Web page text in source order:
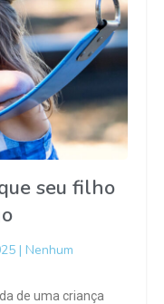
seu filho
Nenhum
de uma criança